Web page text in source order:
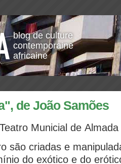
blog de culture
contemporaine
africaine
de João Samões
Municial de Almada
são criadas e
do exótico e do